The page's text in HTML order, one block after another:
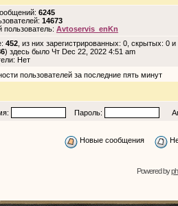
6245
14673
пользователь: Avtoservis_enKn
452 , из них зарегистрированных: 0, скрытых: 0
) здесь было Чт Dec 22, 2022 4:51 am
Нет
пользователей за последние пять минут
Пароль:
Новые сообщения
Powered by